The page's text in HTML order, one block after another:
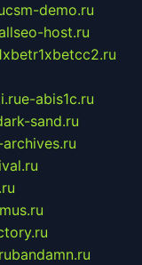
csm-demo.ru
host.ru
e-abis1c.ru
sand.ru
bandamn.ru